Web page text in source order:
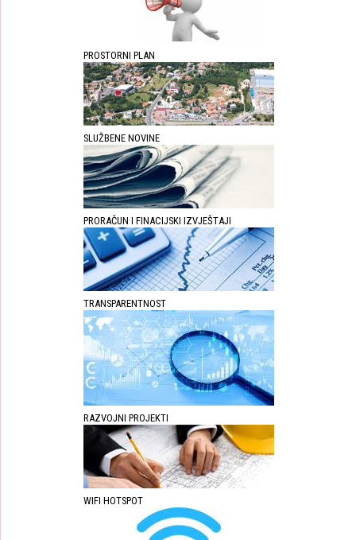
PROSTORNI PLAN
SLUŽBENE NOVINE
PRORAČUN I FINACIJSKI IZVJEŠTAJI
TRANSPARENTNOST
RAZVOJNI PROJEKTI
WIFI HOTSPOT